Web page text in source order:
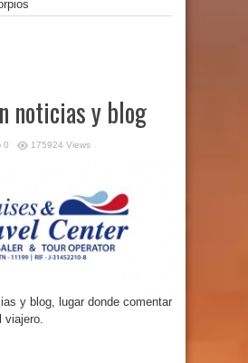
noticias y blog
0 175924 Views
y blog, lugar donde comentar
viajero.